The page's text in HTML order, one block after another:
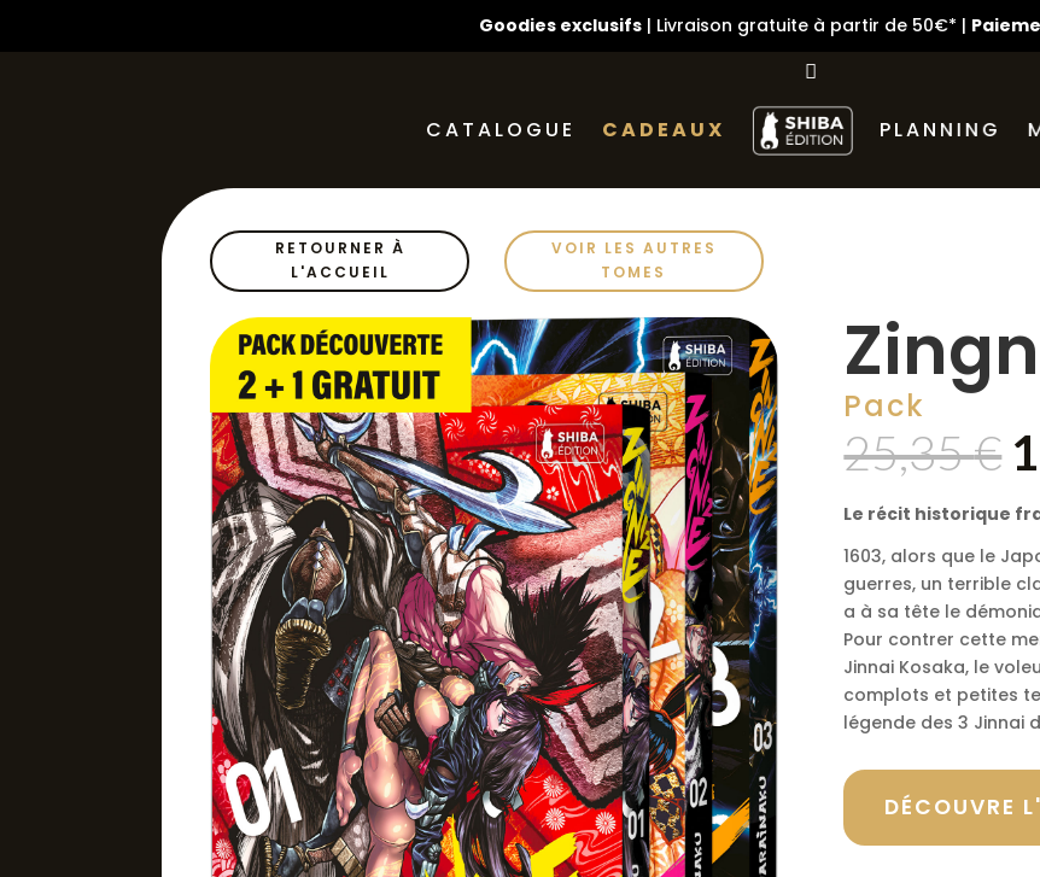
Goodies exclusifs | Livraison gratuite à partir de 50€* |
CATALOGUE CADEAUX PLANNING
RETOURNER À
L'ACCUEIL
VOIR LES AUTRES
TOMES
Pack
25,35€
Le récit historique
1603, alors que le
guerres, un terrible
a à sa tête le
Pour contrer cette
Jinnai Kosaka, le
complots et petites
légende des 3 Jinnai
DÉCOUVRE